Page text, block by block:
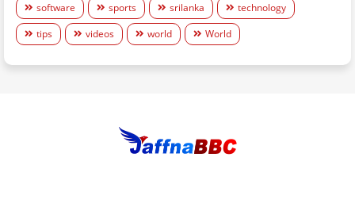
software
sports srilanka
technology
tips
videos world World